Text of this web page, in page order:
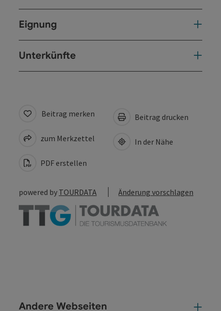
Eignung
Unterkünfte
Beitrag merken
zum Merkzettel
PDF erstellen
Beitrag drucken
In der Nähe
powered by TOURDATA Änderung vorschlagen
Andere Webseiten